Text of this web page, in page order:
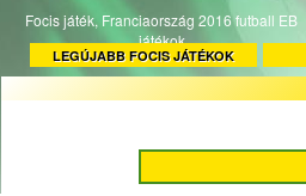
Focis játék, Franciaország 2016 futball EB
játékok
LEGÚJABB FOCIS JÁTÉKOK